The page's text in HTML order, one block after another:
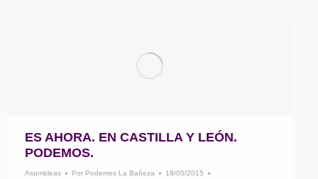
ES AHORA. EN CASTILLA Y LEÓN.
PODEMOS.
Asambleas Por Podemos La Bañeza
19/05/2015